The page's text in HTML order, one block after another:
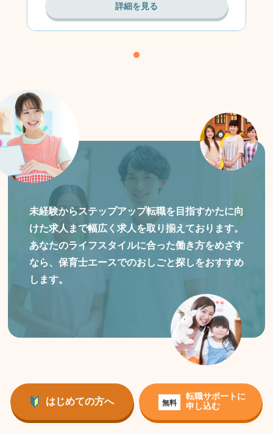
詳細を見る
未経験からステップアップ転職を目指すかたに向
けた求人まで幅広く求人を取り揃えております。
あなたのライフスタイルに合った働き方をめざす
なら、保育士エースでのおしごと探しをおすすめ
します。
はじめての方へ 無料
転職サポートに
申し込む